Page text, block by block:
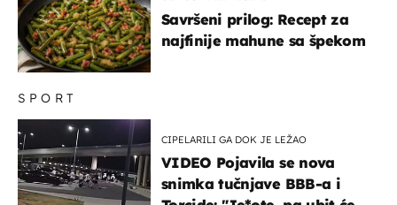
SPORT
CIPELARILI GA DOK JE LEŽAO
VIDEO Pojavila se nova
snimka tučnjave BBB-a i
Savršeni prilog: Recept za
najfinije mahune sa špekom